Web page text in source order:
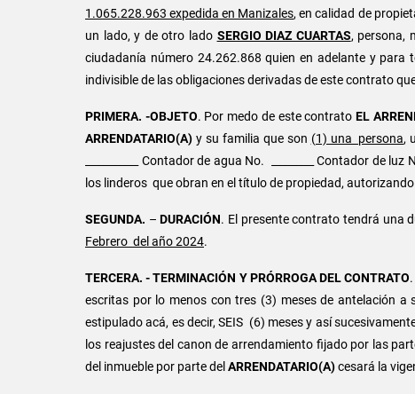
1.065.228.963 expedida en Manizales, en calidad de
un lado, y de otro lado SERGIO DIAZ CUARTAS, persona,
ciudadanía número 24.262.868 quien en adelante y
indivisible de las obligaciones derivadas de este contrato
PRIMERA. -OBJETO. Por medo de este contratoEL
ARRENDATARIO(A) y su familia que son (1) una persona,
__________ Contador de agua No. ________ Contador de
los linderos que obran en el título de propiedad,
SEGUNDA. –DURACIÓN. El presente contrato tendrá una
Febrero del año 2024.
TERCERA. - TERMINACIÓN Y PRÓRROGA DEL CONTRATO
escritas por lo menos con tres (3) meses de antelación
estipulado acá, es decir, SEIS (6) meses y así
los reajustes del canon de arrendamiento fijado por las
del inmueble por parte del ARRENDATARIO(A)cesará la